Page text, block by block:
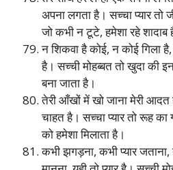
अपना लगता है। सच्चा प्यार तो
जो कभी न टूटे, हमेशा रहे शादाब
न शिकवा है कोई, न कोई गिला
है। सच्ची मोहब्बत तो खुदा की
बना जाता है।
तेरी आँखों में खो जाना मेरी आदत
चाहत है। सच्चा प्यार तो रूह का
को हमेशा मिलाता है।
कभी झगड़ना, कभी प्यार जताना,